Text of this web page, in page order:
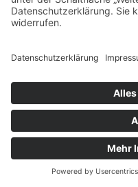
Mieteinnahmen
vermieteten
bestehenden
Rolle. Ein
neben der
und Sicherheit